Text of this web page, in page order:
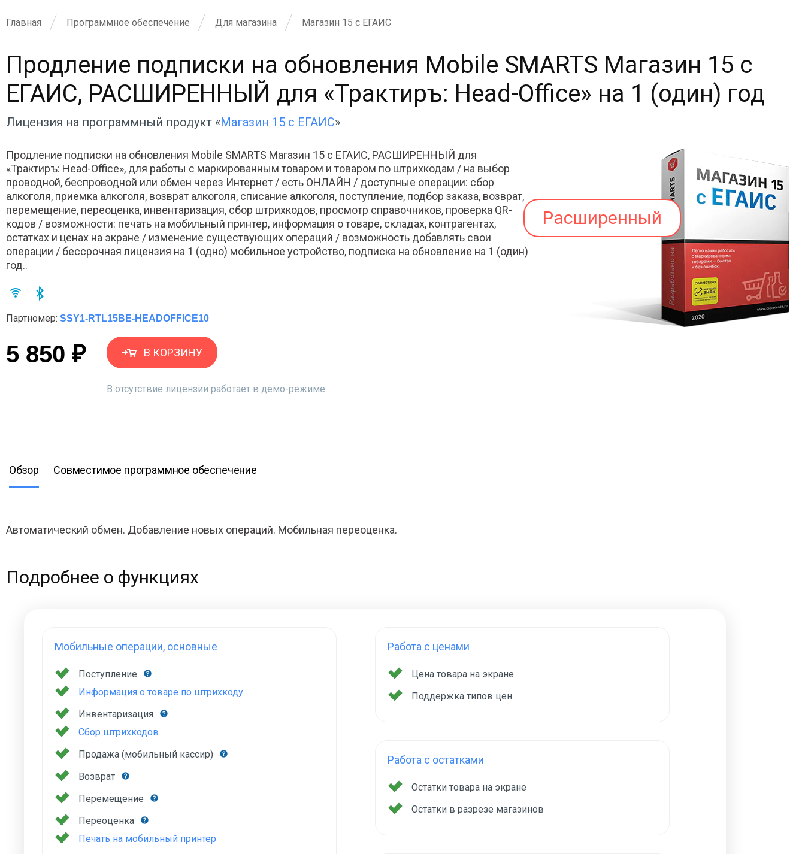
Главная Программное обеспечение Для магазина Магазин 15 с ЕГАИС
Продление подписки на обновления Mobile SMARTS Магазин 15 с
ЕГАИС, РАСШИРЕННЫЙ для «Трактиръ: Head-Office» на 1 (один) год
Лицензия на программный продукт «Магазин 15 с ЕГАИС»
Расширенный
Продление подписки на обновления Mobile SMARTS Магазин 15 с ЕГАИС, РАСШИРЕННЫЙ для
«Трактиръ: Head-Office», для работы с маркированным товаром и товаром по штрихкодам / на выбор
проводной, беспроводной или обмен через Интернет / есть ОНЛАЙН / доступные операции: сбор
алкоголя, приемка алкоголя, возврат алкоголя, списание алкоголя, поступление, подбор заказа, возврат,
перемещение, переоценка, инвентаризация, сбор штрихкодов, просмотр справочников, проверка QR-
кодов / возможности: печать на мобильный принтер, информация о товаре, складах, контрагентах,
остатках и ценах на экране / изменение существующих операций / возможность добавлять свои
операции / бессрочная лицензия на 1 (одно) мобильное устройство, подписка на обновление на 1 (один)
год..
Партномер: SSY1-RTL15BE-HEADOFFICE10
5 850 ₽ В КОРЗИНУ
В отсутствие лицензии работает в демо-режиме
Обзор Совместимое программное обеспечение
Автоматический обмен. Добавление новых операций. Мобильная переоценка.
Подробнее о функциях
Мобильные операции, основные
Поступление
Информация о товаре по штрихкоду
Инвентаризация
Сбор штрихкодов
Продажа (мобильный кассир)
Возврат
Перемещение
Переоценка
Печать на мобильный принтер
Работа с ценами
Цена товара на экране
Поддержка типов цен
Работа с остатками
Остатки товара на экране
Остатки в разрезе магазинов